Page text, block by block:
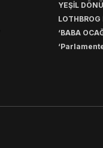
YEŞİL
‘BABA